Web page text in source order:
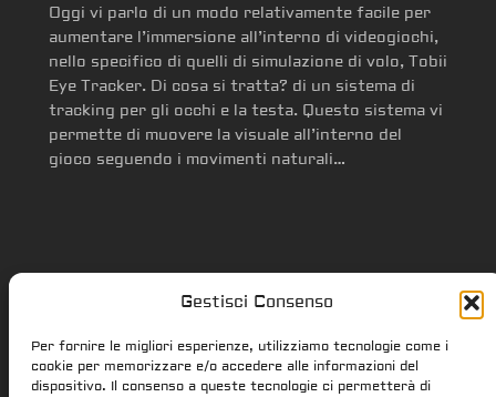
Gestisci Consenso
Per fornire le migliori esperienze, utilizziamo tecnologie come i
cookie per memorizzare e/o accedere alle informazioni del
dispositivo. Il consenso a queste tecnologie ci permetterà di
Oggi vi parlo di un modo relativamente facile per
aumentare l’immersione all’interno di videogiochi,
nello specifico di quelli di simulazione di volo, Tobii
Eye Tracker. Di cosa si tratta? di un sistema di
tracking per gli occhi e la testa. Questo sistema vi
permette di muovere la visuale all’interno del
gioco seguendo i movimenti naturali…
Star Citizen.it